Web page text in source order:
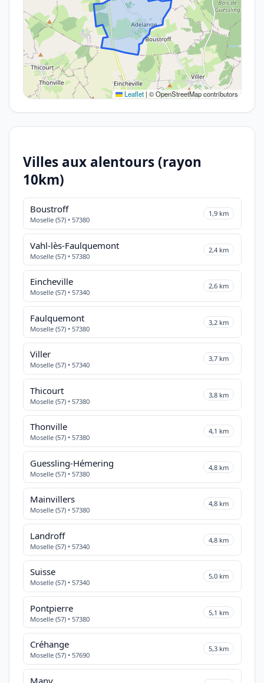
Leaflet | © OpenStreetMap contributors
Villes aux alentours (rayon
10km)
Boustroff
Moselle (57) • 57380
1,9 km
Vahl-lès-Faulquemont
Moselle (57) • 57380
2,4 km
Eincheville
Moselle (57) • 57340
2,6 km
Faulquemont
Moselle (57) • 57380
3,2 km
Viller
Moselle (57) • 57340
3,7 km
Thicourt
Moselle (57) • 57380
3,8 km
Thonville
Moselle (57) • 57380
4,1 km
Guessling-Hémering
Moselle (57) • 57380
4,8 km
Mainvillers
Moselle (57) • 57380
4,8 km
Landroff
Moselle (57) • 57340
4,8 km
Suisse
Moselle (57) • 57340
5,0 km
Pontpierre
Moselle (57) • 57380
5,1 km
Créhange
Moselle (57) • 57690
5,3 km
Many